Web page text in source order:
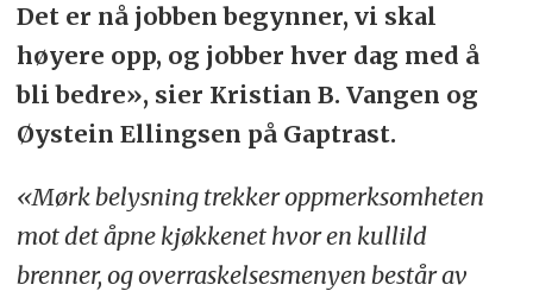
Det er nå jobben begynner, vi skal
høyere opp, og jobber hver dag med å
bli bedre», sier Kristian B. Vangen og
Øystein Ellingsen på Gaptrast.
«Mørk belysning trekker oppmerksomheten
mot det åpne kjøkkenet hvor en kullild
brenner, og overraskelsesmenyen består av